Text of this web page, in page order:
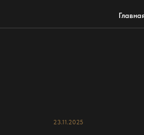
23.11.2025